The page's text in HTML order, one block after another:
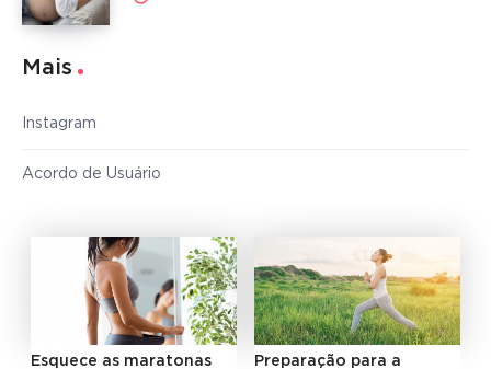
Mais
Instagram
Acordo de Usuário
Esquece as maratonas
Preparação para a